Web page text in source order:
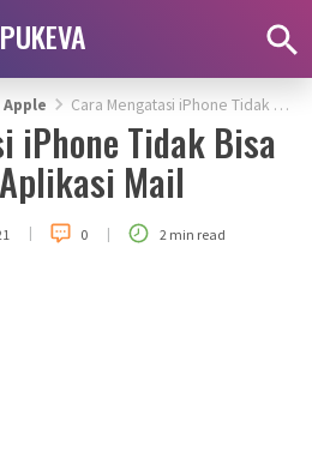
PUKEVA
Apple Cara Mengatasi iPhone Tidak Bisa Login Email di Aplikasi Mail
iPhone Tidak Bisa
Mail
| 0 | 2 min read